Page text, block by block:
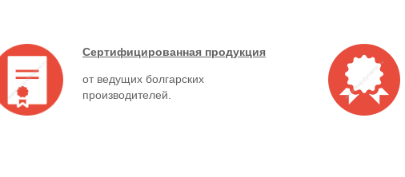
Сертифицированная продукция
от ведущих болгарских
производителей.